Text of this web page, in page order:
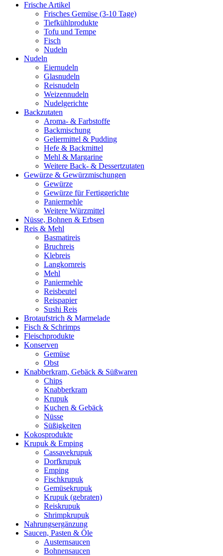
Frische Artikel
Frisches Gemüse (3-10 Tage)
Tiefkühlprodukte
Tofu und Tempe
Fisch
Nudeln
Nudeln
Eiernudeln
Glasnudeln
Reisnudeln
Weizennudeln
Nudelgerichte
Backzutaten
Aroma- & Farbstoffe
Backmischung
Geliermittel & Pudding
Hefe & Backmittel
Mehl & Margarine
Weitere Back- & Dessertzutaten
Gewürze & Gewürzmischungen
Gewürze
Gewürze für Fertiggerichte
Paniermehle
Weitere Würzmittel
Nüsse, Bohnen & Erbsen
Reis & Mehl
Basmatireis
Bruchreis
Klebreis
Langkornreis
Mehl
Paniermehle
Reisbeutel
Reispapier
Sushi Reis
Brotaufstrich & Marmelade
Fisch & Schrimps
Fleischprodukte
Konserven
Gemüse
Obst
Knabberkram, Gebäck & Süßwaren
Chips
Knabberkram
Krupuk
Kuchen & Gebäck
Nüsse
Süßigkeiten
Kokosprodukte
Krupuk & Emping
Cassavekrupuk
Dorfkrupuk
Emping
Fischkrupuk
Gemüsekrupuk
Krupuk (gebraten)
Reiskrupuk
Shrimpkrupuk
Nahrungsergänzung
Saucen, Pasten & Öle
Austernsaucen
Bohnensaucen